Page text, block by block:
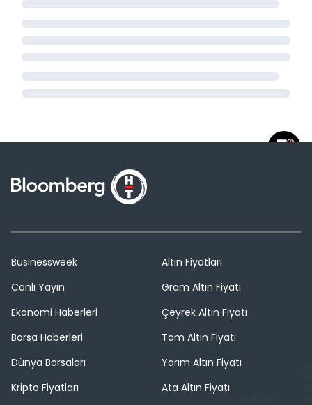
Businessweek
Canlı Yayın
Ekonomi Haberleri
Borsa Haberleri
Dünya Borsaları
Kripto Fiyatları
Altın Fiyatları
Gram Altın Fiyatı
Çeyrek Altın Fiyatı
Tam Altın Fiyatı
Yarım Altın Fiyatı
Ata Altın Fiyatı